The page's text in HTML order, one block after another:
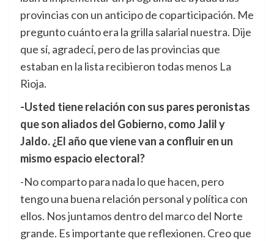
provincias con un anticipo de coparticipación. Me
pregunto cuánto era la grilla salarial nuestra. Dije
que sí, agradecí, pero de las provincias que
estaban en la lista recibieron todas menos La
Rioja.
-Usted tiene relación con sus pares peronistas
que son aliados del Gobierno, como Jalil y
Jaldo. ¿El año que viene van a confluir en un
mismo espacio electoral?
-No comparto para nada lo que hacen, pero
tengo una buena relación personal y política con
ellos. Nos juntamos dentro del marco del Norte
grande. Es importante que reflexionen. Creo que